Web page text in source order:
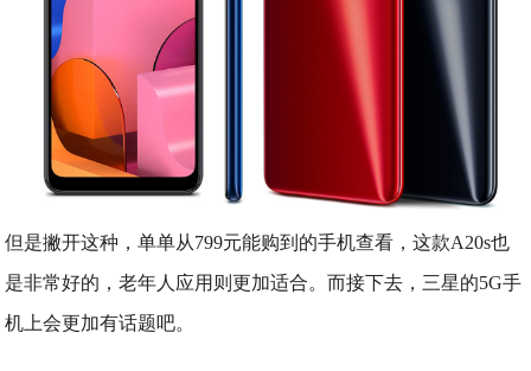
但是撇开这种，单单从799元能购到的手机查看，这款A20s也
是非常好的，老年人应用则更加适合。而接下去，三星的5G手
机上会更加有话题吧。